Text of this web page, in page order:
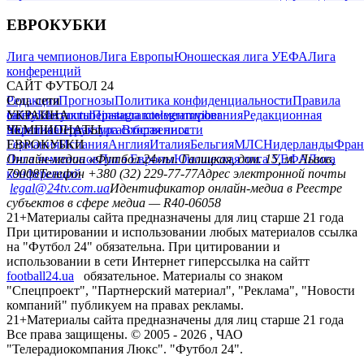
ЕВРОКУБКИ
Лига чемпионовЛига ЕвропыЮношеская лига УЕФАЛига
конференций
САЙТ ФУТБОЛ 24
РедакцияПрогнозыПолитика конфиденциальностиПравила
сайтуКонтактыПравила комментированияРедакционная
политикаСтруктура собственности
Соц. сети
facebookxyoutubeinstagramtelegramviber
УКРАИНА
УкраинаПервая лигаВторая лига
ЧЕМПИОНАТЫ
ГерманияИспанияАнглияИталияБельгияМЛСНидерланды
ЕВРОКУБКИ
Лига чемпионовЛига ЕвропыЮношеская лига УЕФАЛига
конференций
Онлайн-медиа «Футбол 24»пл. Галицкая, дом. 15, м. Львов,
79008Телефон +380 (32) 229-77-77Адрес электронной почты
legal@24tv.com.uaИдентификатор онлайн-медиа в Реестре
субъектов в сфере медиа — R40-06058
21+Материалы сайта предназначены для лиц старше 21 года
При цитировании и использовании любых материалов ссылка
на "Футбол 24" обязательна. При цитировании и
использовании в сети Интернет гиперссылка на сайтт
football24.ua
обязательное. Материалы со знаком
"Спецпроект", "Партнерский материал", "Реклама", "Новости
компаний" публикуем на правах рекламы.
21+Материалы сайта предназначены для лиц старше 21 года
Все права защищены. © 2005 - 2026 , ЧАО
"Телерадиокомпания Люкс". "Футбол 24".